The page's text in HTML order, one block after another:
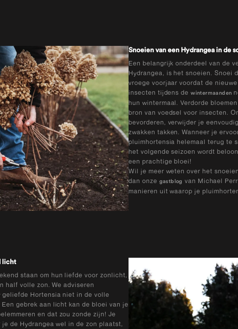
Snoeien van een Hydrangea in de
Een belangrijk onderdeel van de
Hydrangea, is het snoeien. Snoei
vroege voorjaar voordat de
insecten tijdens dewintermaanden
hun wintermaal. Verdorde
bron van voedsel voor insecten.
bevorderen, verwijder je
zwakken takken. Wanneer je
pluimhortensia helemaal terug te
het volgende seizoen wordt
een prachtige bloei!
Wil je meer weten over het
dan onze gastblog van Michael
manieren uit waarop je
licht
staan om hun liefde voor zonlicht,
half volle zon. We adviseren
geliefde Hortensia niet in de volle
gebrek aan licht kan de bloei van je
en dat zou zonde zijn! Je
de Hydrangea wel in de zon plaatst,